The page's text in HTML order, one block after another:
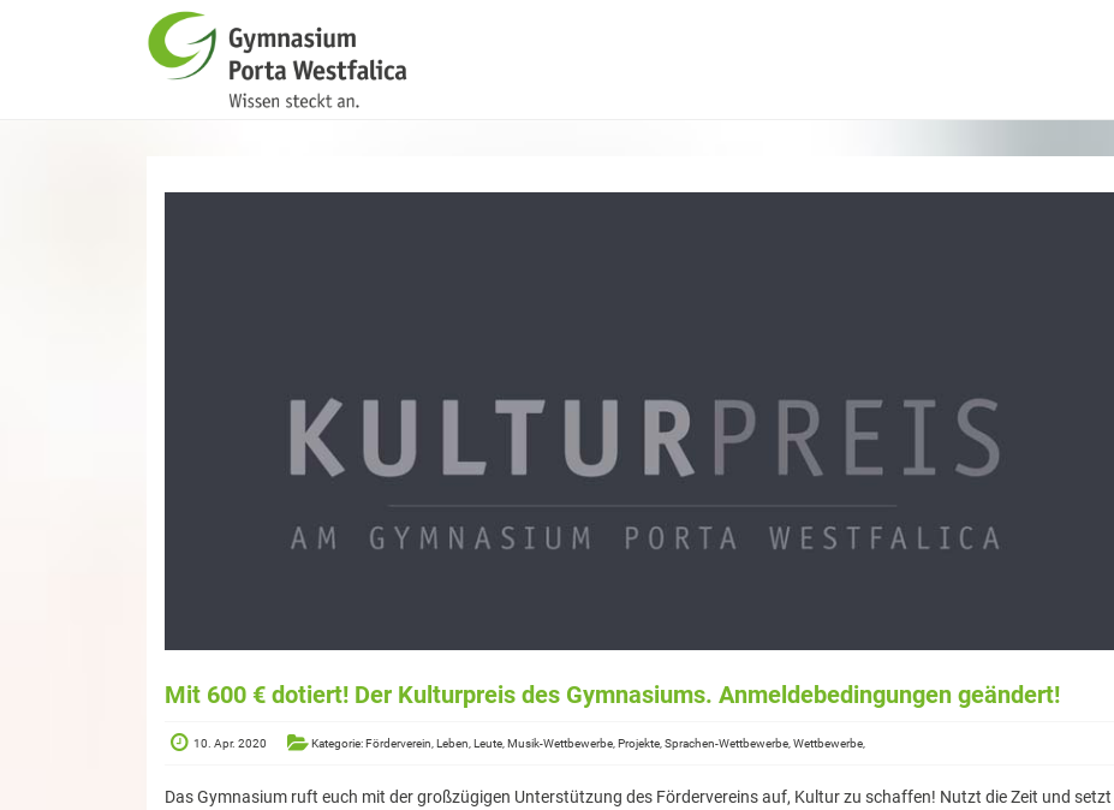
Mit 600 € dotiert! Der Kulturpreis des Gymnasiums. Anmeldebedingungen geändert!
10. Apr. 2020 Kategorie: Förderverein, Leben, Leute, Musik-Wettbewerbe, Projekte, Sprachen-Wettbewerbe, Wettbewerbe,
Das Gymnasium ruft euch mit der großzügigen Unterstützung des Fördervereins auf, Kultur zu schaffen! Nutzt die Zeit und setzt